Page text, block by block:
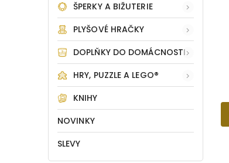
ŠPERKY A BIŽUTERIE
PLYŠOVÉ HRAČKY
DOPLŇKY DO DOMÁCNOSTI
HRY, PUZZLE A LEGO®
KNIHY
NOVINKY
SLEVY